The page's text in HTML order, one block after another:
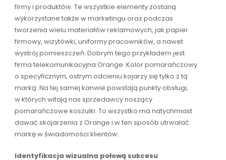
firmy i produktów. Te wszystkie elementy zostaną
wykorzystane także w marketingu oraz podczas
tworzenia wielu materiałów reklamowych, jak papier
firmowy, wizytówki, uniformy pracowników, a nawet
wystrój pomieszczeń. Dobrym tego przykładem jest
firma telekomunikacyjna Orange. Kolor pomarańczowy
o specyficznym, ostrym odcieniu kojarzy się tylko z tą
marką. Na tej samej kanwie powstają punkty obsługi,
w których witają nas sprzedawcy noszący
pomarańczowe koszulki. To wszystko ma natychmiast
dawać skojarzenia z Orange i w ten sposób utrwalać
markę w świadomości klientów.
Identyfikacja wizualna połową sukcesu